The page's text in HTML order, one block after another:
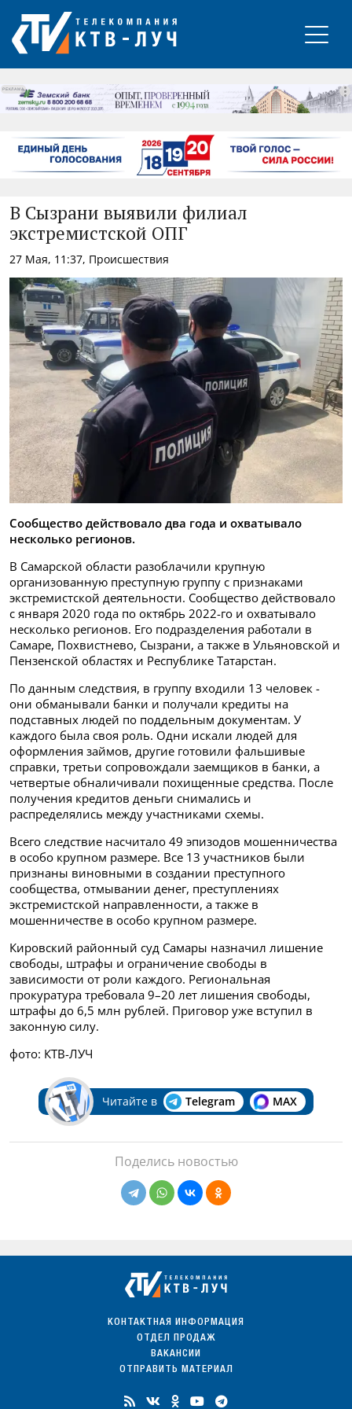
РЕКЛАМА
В Сызрани выявили филиал
экстремистской ОПГ
27 Мая, 11:37, Происшествия
Сообщество действовало два года и охватывало
несколько регионов.
В Самарской области разоблачили крупную
организованную преступную группу с признаками
экстремистской деятельности. Сообщество действовало
с января 2020 года по октябрь 2022-го и охватывало
несколько регионов. Его подразделения работали в
Самаре, Похвистнево, Сызрани, а также в Ульяновской и
Пензенской областях и Республике Татарстан.
По данным следствия, в группу входили 13 человек -
они обманывали банки и получали кредиты на
подставных людей по поддельным документам. У
каждого была своя роль. Одни искали людей для
оформления займов, другие готовили фальшивые
справки, третьи сопровождали заемщиков в банки, а
четвертые обналичивали похищенные средства. После
получения кредитов деньги снимались и
распределялись между участниками схемы.
Всего следствие насчитало 49 эпизодов мошенничества
в особо крупном размере. Все 13 участников были
признаны виновными в создании преступного
сообщества, отмывании денег, преступлениях
экстремистской направленности, а также в
мошенничестве в особо крупном размере.
Кировский районный суд Самары назначил лишение
свободы, штрафы и ограничение свободы в
зависимости от роли каждого. Региональная
прокуратура требовала 9–20 лет лишения свободы,
штрафы до 6,5 млн рублей. Приговор уже вступил в
законную силу.
фото: КТВ-ЛУЧ
Читайте в Telegram MAX
Поделись новостью
КОНТАКТНАЯ ИНФОРМАЦИЯ
ОТДЕЛ ПРОДАЖ
ВАКАНСИИ
ОТПРАВИТЬ МАТЕРИАЛ